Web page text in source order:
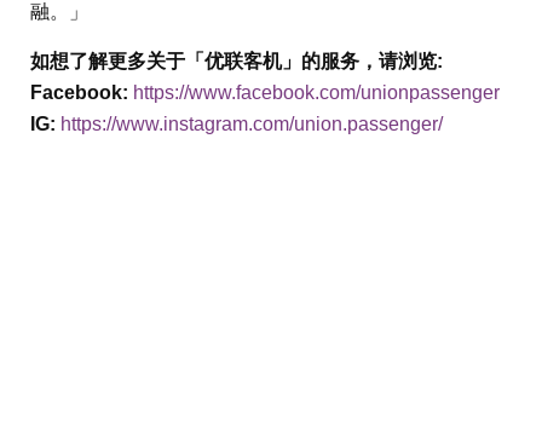
融。」
如想了解更多关于「优联客机」的服务，请浏览:
Facebook: https://www.facebook.com/unionpassenger
IG: https://www.instagram.com/union.passenger/